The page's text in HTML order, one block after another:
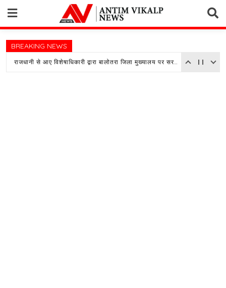
content
BREAKING NEWS
राजधानी से आए विशेषाधिकारी द्वारा बालोतरा जिला मुख्यालय पर सरकारी अस्पताल का किया औचक निरीक्षण